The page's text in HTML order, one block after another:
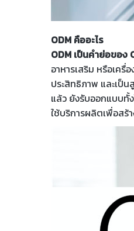
ODM คืออะไร
ODM เป็นคำย่อขอ
อาหารเสริม หรือเค
ประสิทธิภาพ และเป็
แล้ว ยังรับออกแบบทั้
ใช้บริการผลิตเพื่อสร้